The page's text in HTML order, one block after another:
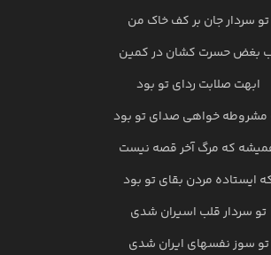
تو سردار جان بر کف خاک من
بغض حسرت کشان در کمین
ابهت صلابت ردای تو بود
مشروطه خواهی صدای تو بود
که مرگ آخر قصه نیست
ایستاده مردن بقای تو بود
تو سردار قلب اسیران شدی
تو سوز نفسهای ایران شدی